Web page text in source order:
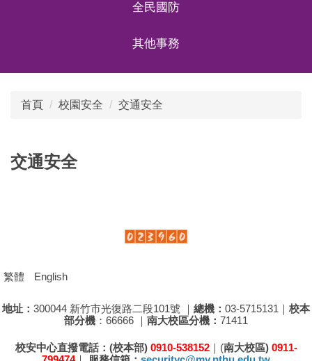
全民國防
其他事務
首頁 校園安全 交通安全
交通安全
繁體 English
地址： 300044 新竹市光復路二段101號 ｜ 總機： 03-5715131｜ 校本
部分機 ：66666 ｜ 南大校區分機： 71411
校安中心直撥電話： (校本部) 0910-538152｜(南大校區) 0911-